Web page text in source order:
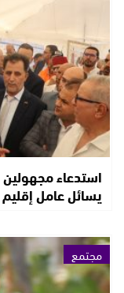
استدعاء مجهولين
يسائل عامل إقليم
مجتمع